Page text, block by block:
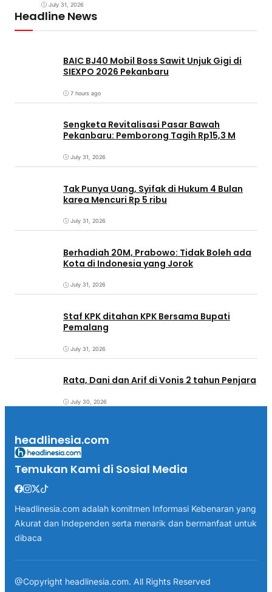
July 31, 2026
Headline News
BAIC BJ40 Mobil Boss Sawit Unjuk Gigi di
SIEXPO 2026 Pekanbaru
7 hours ago
Sengketa Revitalisasi Pasar Bawah
Pekanbaru: Pemborong Tagih Rp15,3 M
July 31, 2026
Tak Punya Uang, Syifak di Hukum 4 Bulan
karea Mencuri Rp 5 ribu
July 31, 2026
Berhadiah 20M, Prabowo: Tidak Boleh ada
Kota di Indonesia yang Jorok
July 31, 2026
Staf KPK ditahan KPK Bersama Bupati
Pemalang
July 31, 2026
Rata, Dani dan Arif di Vonis 2 tahun Penjara
July 30, 2026
headlinesia.com
Temukan Kami di Sosial Media
Headlinesia.com adalah komitmen Informasi Kebenaran yang
Akurat dan Independen serta menarik dan bermanfaat untuk
dibaca
@Copyright headlinesia.com. All Rights Reserved